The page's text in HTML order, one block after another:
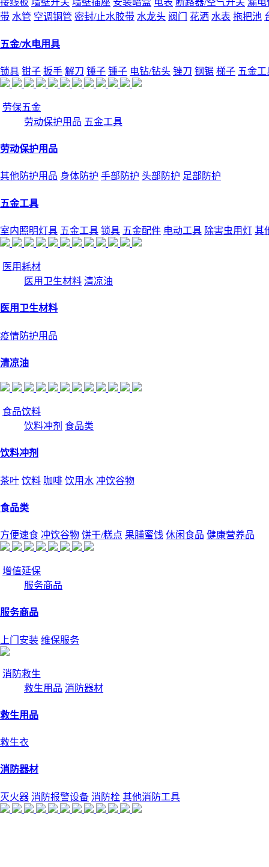
接线板 墙壁开关 墙壁插座 安装暗盒 电表 断路器/空气开关 漏电
带 水管 空调铜管 密封/止水胶带 水龙头 阀门 花洒 水表 拖把池
五金/水电用具
锁具 钳子 扳手 解刀 锤子 锤子 电钻/钻头 锉刀 钢锯 梯子 五金
劳保五金
劳动保护用品 五金工具
劳动保护用品
其他防护用品 身体防护 手部防护 头部防护 足部防护
五金工具
室内照明灯具 五金工具 锁具 五金配件 电动工具 除害虫用灯 其
医用耗材
医用卫生材料 清凉油
医用卫生材料
疫情防护用品
清凉油
食品饮料
饮料冲剂 食品类
饮料冲剂
茶叶 饮料 咖啡 饮用水 冲饮谷物
食品类
方便速食 冲饮谷物 饼干/糕点 果脯蜜饯 休闲食品 健康营养品
增值延保
服务商品
服务商品
上门安装 维保服务
消防救生
救生用品 消防器材
救生用品
救生衣
消防器材
灭火器 消防报警设备 消防栓 其他消防工具